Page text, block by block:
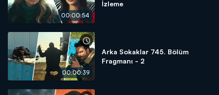
00:00:54
İzleme
00:00:39
Arka Sokaklar 745. Bölüm
Fragmanı - 2